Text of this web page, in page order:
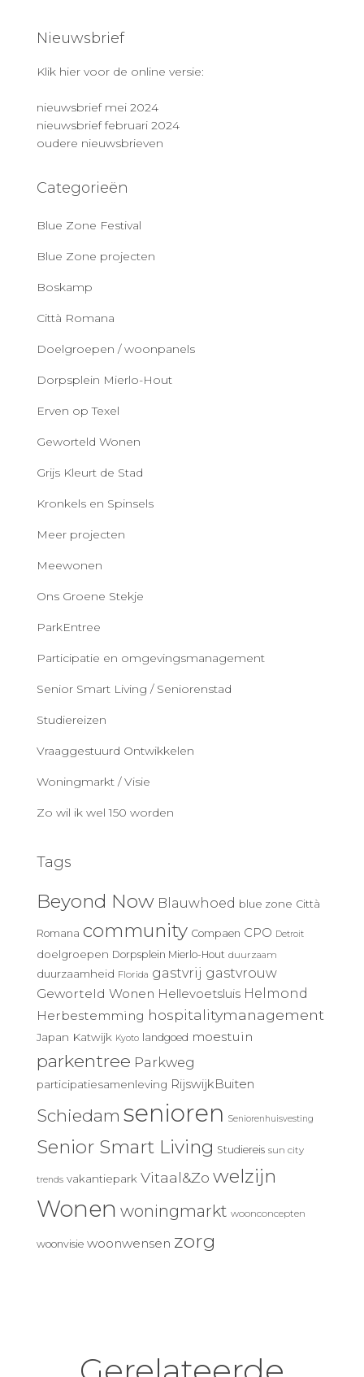
Nieuwsbrief
Klik hier voor de online versie:
nieuwsbrief mei 2024
nieuwsbrief februari 2024
oudere nieuwsbrieven
Categorieën
Blue Zone Festival
Blue Zone projecten
Boskamp
Città Romana
Doelgroepen / woonpanels
Dorpsplein Mierlo-Hout
Erven op Texel
Geworteld Wonen
Grijs Kleurt de Stad
Kronkels en Spinsels
Meer projecten
Meewonen
Ons Groene Stekje
ParkEntree
Participatie en omgevingsmanagement
Senior Smart Living / Seniorenstad
Studiereizen
Vraaggestuurd Ontwikkelen
Woningmarkt / Visie
Zo wil ik wel 150 worden
Tags
Beyond Now Blauwhoed blue zone Città
Romana community Compaen CPO Detroit
doelgroepen Dorpsplein Mierlo-Hout duurzaam
duurzaamheid Florida gastvrij gastvrouw
Geworteld Wonen Hellevoetsluis Helmond
Herbestemming hospitalitymanagement
Japan Katwijk Kyoto landgoed moestuin
parkentree Parkweg
participatiesamenleving RijswijkBuiten
Schiedam senioren Seniorenhuisvesting
Senior Smart Living Studiereis sun city
trends vakantiepark Vitaal&Zo welzijn
Wonen woningmarkt woonconcepten
woonvisie woonwensen zorg